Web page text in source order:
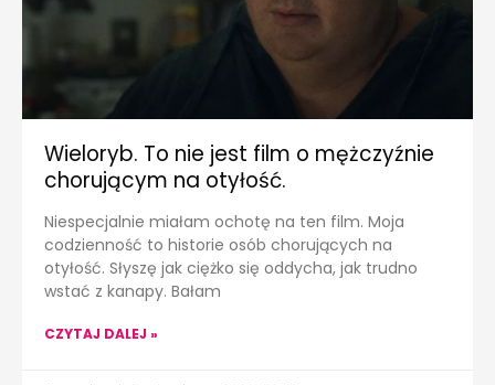
Wieloryb. To nie jest film o mężczyźnie
chorującym na otyłość.
Niespecjalnie miałam ochotę na ten film. Moja
codzienność to historie osób chorujących na
otyłość. Słyszę jak ciężko się oddycha, jak trudno
wstać z kanapy. Bałam
CZYTAJ DALEJ »